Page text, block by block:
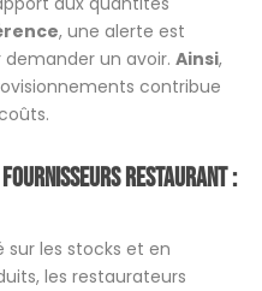
, une alerte est
un avoir. Ainsi,
contribue
fournisseurs restaurant:
sur les stocks et en
les restaurateurs